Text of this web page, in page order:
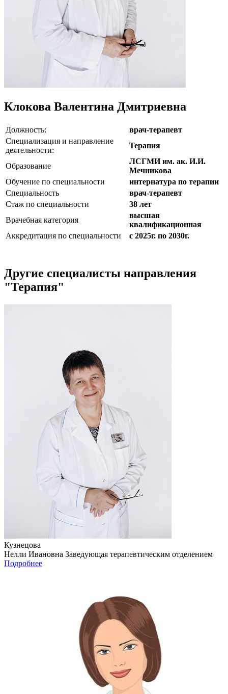
Клокова Валентина Дмитриевна
Должность:
врач-терапевт
Специализация и направление
деятельности:
Терапия
Образование
ЛСГМИ им. ак. И.И.
Мечникова
Обучение по специальности
интернатура по терапии
Специальность
врач-терапевт
Стаж по специальности
38 лет
Врачебная категория
высшая
квалификационная
Аккредитация по специальности
с 2025г. по 2030г.
Другие специалисты направления
"Терапия"
Кузнецова
Нелли Ивановна Заведующая терапевтическим отделением
Подробнее